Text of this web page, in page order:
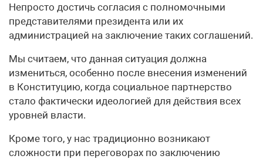
Непросто достичь согласия с полномочными
представителями президента или их
администрацией на заключение таких соглашений.
Мы считаем, что данная ситуация должна
измениться, особенно после внесения изменений
в Конституцию, когда социальное партнерство
стало фактически идеологией для действия всех
уровней власти.
Кроме того, у нас традиционно возникают
сложности при переговорах по заключению